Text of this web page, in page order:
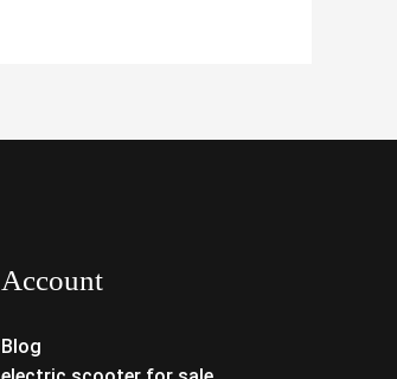
Account
Blog